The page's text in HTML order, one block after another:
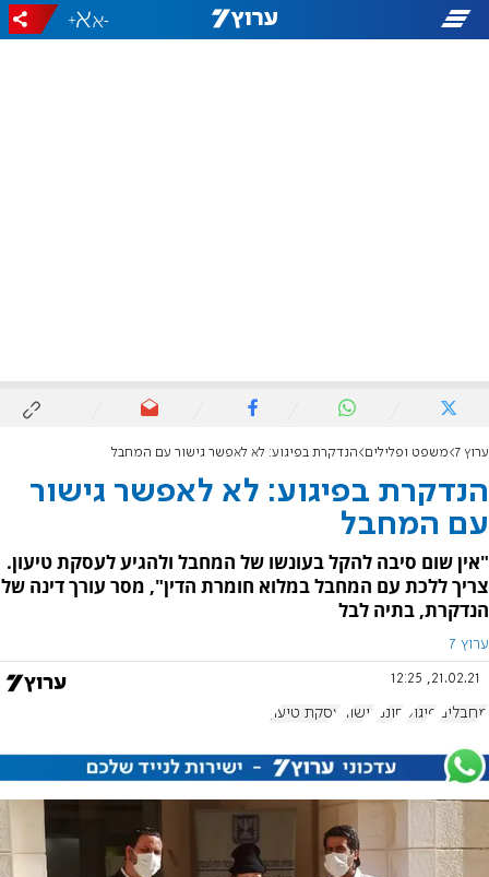
-
+
ערוץ 7 משפט ופלילים הנדקרת בפיגוע: לא לאפשר גישור עם המחבל
הנדקרת בפיגוע: לא לאפשר גישור
עם המחבל
"אין שום סיבה להקל בעונשו של המחבל ולהגיע לעסקת טיעון.
צריך ללכת עם המחבל במלוא חומרת הדין", מסר עורך דינה של
הנדקרת, בתיה לבל
ערוץ 7
21.02.21, 12:25
מחבלים פיגוע חוננו גישור עסקת טיעון